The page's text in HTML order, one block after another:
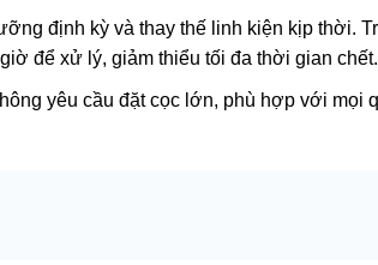
định kỳ và thay thế linh kiện kịp thời.
để xử lý, giảm thiểu tối đa thời gian chết.
yêu cầu đặt cọc lớn, phù hợp với mọi